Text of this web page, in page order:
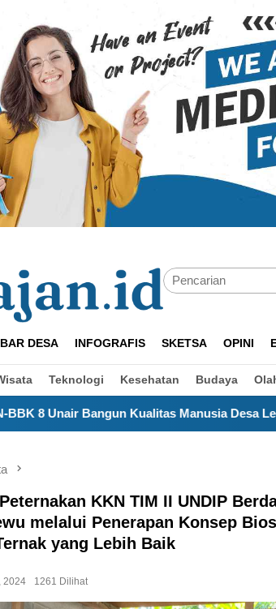
DESA INFOGRAFIS SKETSA OPINI
Teknologi Kesehatan Budaya
Manusia Desa Legokulon dari Anak hingga
KKN TIM II UNDIP
melalui Penerapan Konsep
yang Lebih Baik
2024
1261 Dilihat